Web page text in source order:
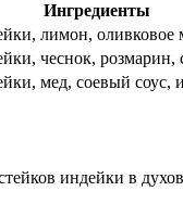
Ингредиенты
лимон, оливковое
чеснок, розмарин,
мед, соевый соус,
индейки в